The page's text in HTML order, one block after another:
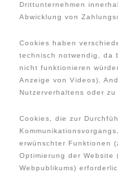
Drittunternehmen
Abwicklung von
Cookies haben
technisch notwendig, da
nicht funktionieren
Anzeige von Videos).
Nutzerverhaltens oder zu
Cookies, die zur
erwünschter Funktionen
Optimierung der Website
Webpublikums)